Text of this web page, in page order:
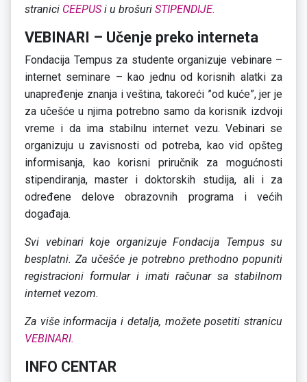
stranici CEEPUSi u brošuri STIPENDIJE.
VEBINARI – Učenje preko interneta
Fondacija Tempus za studente organizuje vebinare –
internet seminare – kao jednu od korisnih alatki za
unapređenje znanja i veština, takoreći ”od kuće”, jer je
za učešće u njima potrebno samo da korisnik izdvoji
vreme i da ima stabilnu internet vezu. Vebinari se
organizuju u zavisnosti od potreba, kao vid opšteg
informisanja, kao korisni priručnik za mogućnosti
stipendiranja, master i doktorskih studija, ali i za
određene delove obrazovnih programa i većih
događaja.
Svi vebinari koje organizuje Fondacija Tempus su
besplatni. Za učešće je potrebno prethodno popuniti
registracioni formular i imati računar sa stabilnom
internet vezom.
Za više informacija i detalja, možete posetiti stranicu
VEBINARI.
INFO CENTAR